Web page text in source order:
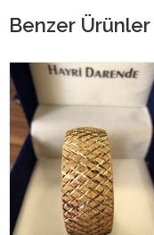
Benzer Ürünler